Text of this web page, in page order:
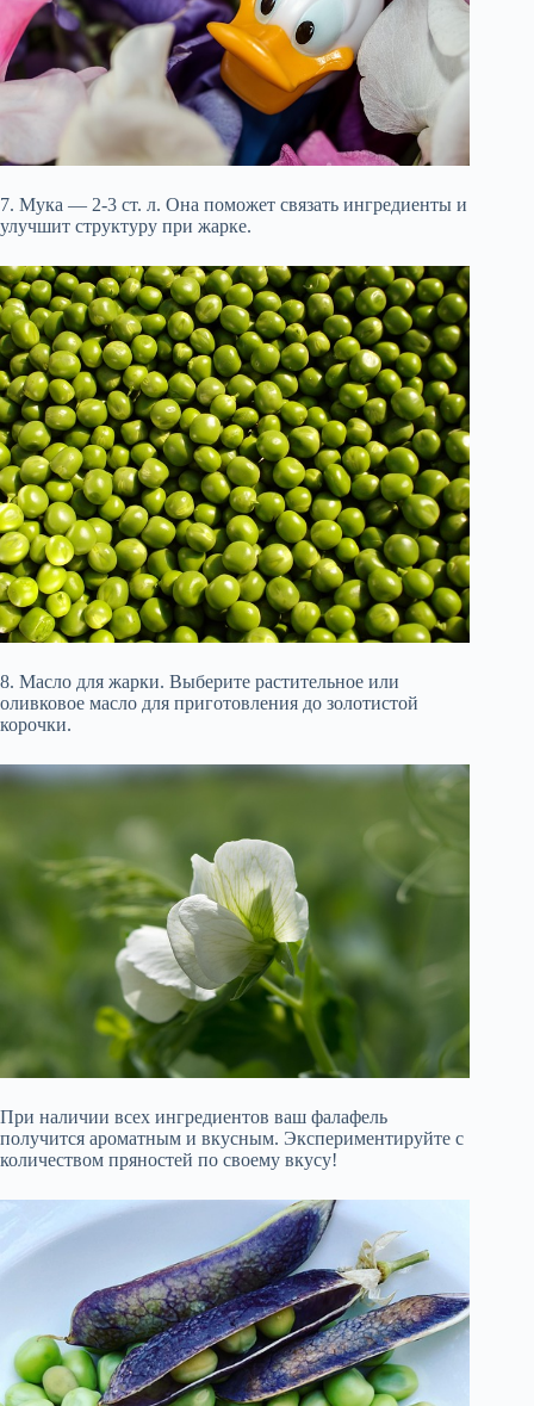
7. Мука — 2-3 ст. л. Она поможет связать ингредиенты и
улучшит структуру при жарке.
8. Масло для жарки. Выберите растительное или
оливковое масло для приготовления до золотистой
корочки.
При наличии всех ингредиентов ваш фалафель
получится ароматным и вкусным. Экспериментируйте с
количеством пряностей по своему вкусу!